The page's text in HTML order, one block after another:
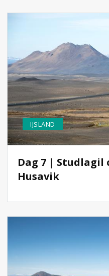
Dag 7 | Studlagil
Husavik
IJSLAND